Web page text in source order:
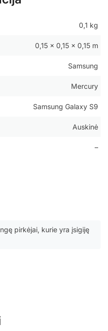
0,1 kg
0,15 × 0,15 × 0,15 m
Samsung
Mercury
Samsung Galaxy S9
Auskinė
–
pirkėjai, kurie yra įsigiję